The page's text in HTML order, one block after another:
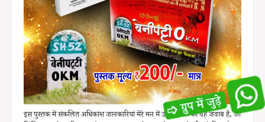
इस पुस्तक में संकलित अधिकांश जानकारियां मेरे मन में उठे सवालों का वह जवाब है, जो